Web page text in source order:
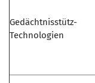
Gedächtnisstütz-
Technologien